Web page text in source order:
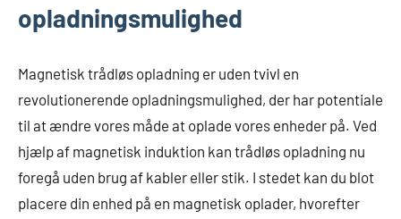
opladningsmulighed
Magnetisk trådløs opladning er uden tvivl en
revolutionerende opladningsmulighed, der har potentiale
til at ændre vores måde at oplade vores enheder på. Ved
hjælp af magnetisk induktion kan trådløs opladning nu
foregå uden brug af kabler eller stik. I stedet kan du blot
placere din enhed på en magnetisk oplader, hvorefter